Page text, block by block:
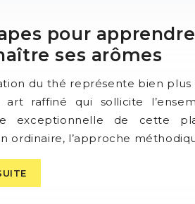
pour
ses arômes
du thé représente bien
art raffiné qui sollicite
exceptionnelle de cette
ordinaire, l’approche